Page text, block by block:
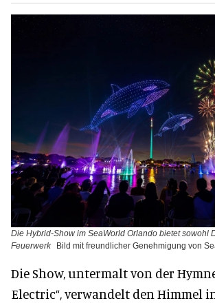
Die Hybrid-Show im SeaWorld Orlando bietet sowohl
Feuerwerk
Bild mit freundlicher Genehmigung von
Die Show, untermalt von der
Electric“, verwandelt den Himmel